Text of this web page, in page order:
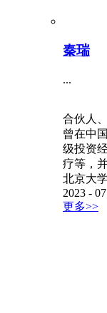
秦瑞
...
合伙人
曾在中
级投资
疗等，
北京大
2023 - 07
更多>>